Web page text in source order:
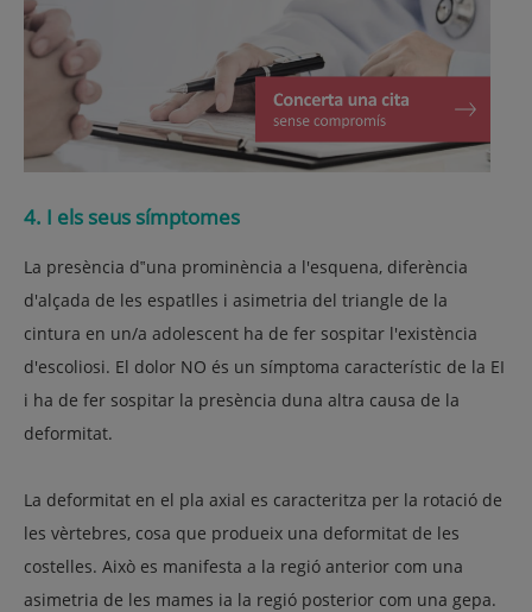
4. I els seus símptomes
La presència d‟una prominència a l'esquena, diferència
d'alçada de les espatlles i asimetria del triangle de la
cintura en un/a adolescent ha de fer sospitar l'existència
d'escoliosi. El dolor NO és un símptoma característic de la EI
i ha de fer sospitar la presència duna altra causa de la
deformitat.
La deformitat en el pla axial es caracteritza per la rotació de
les vèrtebres, cosa que produeix una deformitat de les
costelles. Això es manifesta a la regió anterior com una
asimetria de les mames ia la regió posterior com una gepa.